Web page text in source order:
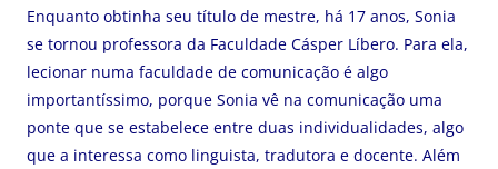
Enquanto obtinha seu título de mestre, há 17 anos, Sonia
se tornou professora da Faculdade Cásper Líbero. Para ela,
lecionar numa faculdade de comunicação é algo
importantíssimo, porque Sonia vê na comunicação uma
ponte que se estabelece entre duas individualidades, algo
que a interessa como linguista, tradutora e docente. Além